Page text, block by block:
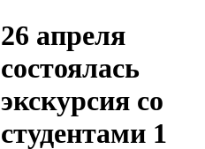
26 апреля
состоялась
экскурсия со
студентами 1